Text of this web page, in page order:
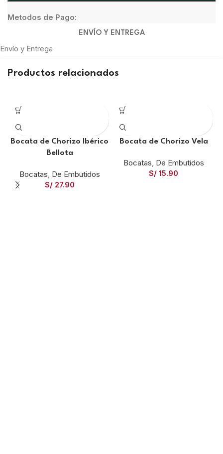
Metodos de Pago:
ENVÍO Y ENTREGA
Envío y Entrega
Productos relacionados
Bocata de Chorizo Ibérico
Bellota
Bocatas, De Embutidos
S/27.90
Bocata de Chorizo Vela
Bocatas, De Embutidos
S/ 15.90